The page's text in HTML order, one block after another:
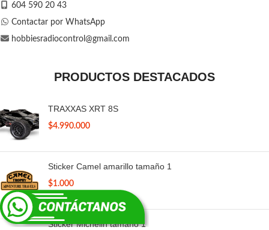
604 590 20 43
Contactar por WhatsApp
hobbiesradiocontrol@gmail.com
PRODUCTOS DESTACADOS
TRAXXAS XRT 8S
$4.990.000
Sticker Camel amarillo tamaño 1
$1.000
Sticker Michelin tamaño 1